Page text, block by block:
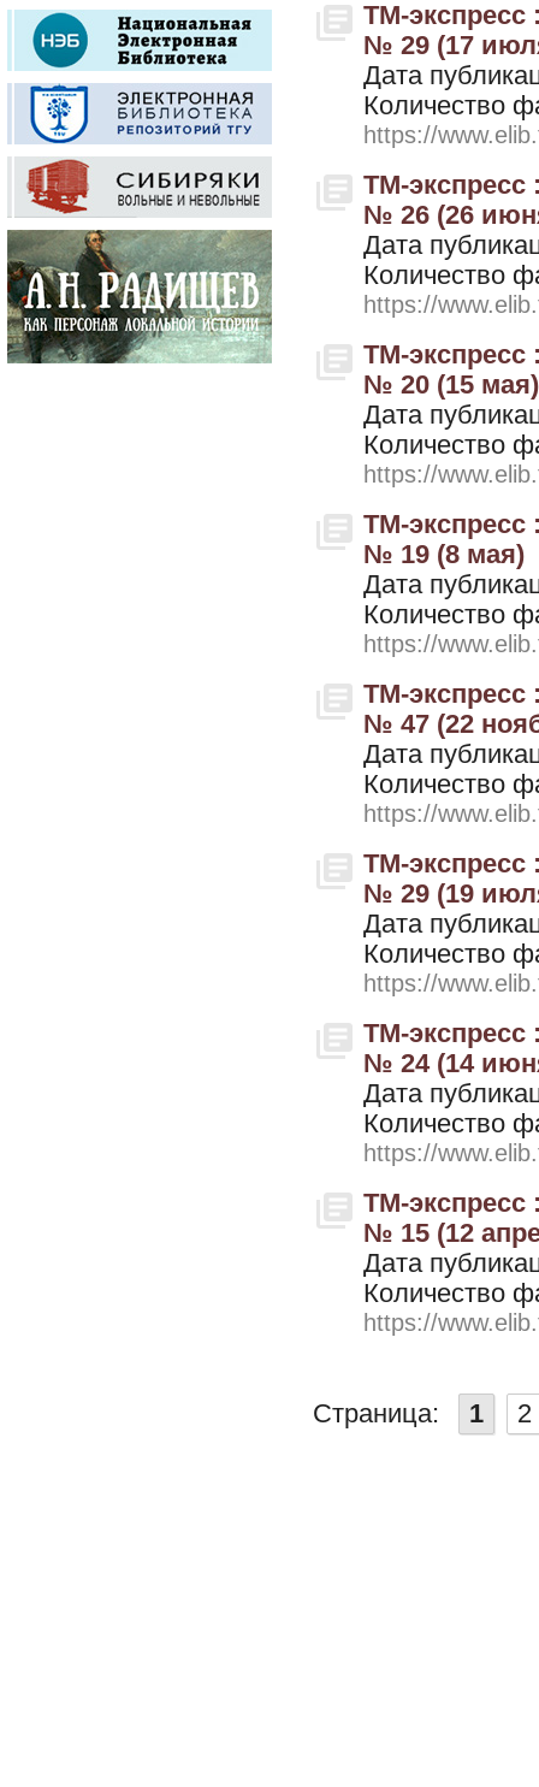
ТМ-экспресс
№ 29 (17
Дата
Количество
https://
ТМ-экспресс
№ 26 (26
Дата
Количество
https://
ТМ-экспресс
№ 20 (15 мая)
Дата
Количество
https://
ТМ-экспресс
№ 19 (8 мая)
Дата
Количество
https://
ТМ-экспресс
№ 47 (22
Дата
Количество
https://
ТМ-экспресс
№ 29 (19
Дата
Количество
https://
ТМ-экспресс
№ 24 (14
Дата
Количество
https://
ТМ-экспресс
№ 15 (12
Дата
Количество
https://
Страница: 1 2